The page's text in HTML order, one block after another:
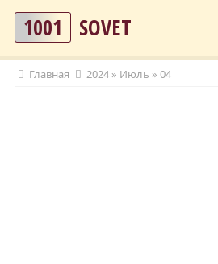
1001 SOVET
Главная 2024 » Июль » 04